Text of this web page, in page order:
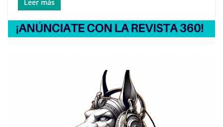
Leer más